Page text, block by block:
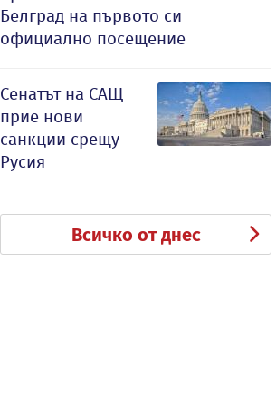
Белград на първото си
официално посещение
Сенатът на САЩ
прие нови
санкции срещу
Русия
Всичко от днес